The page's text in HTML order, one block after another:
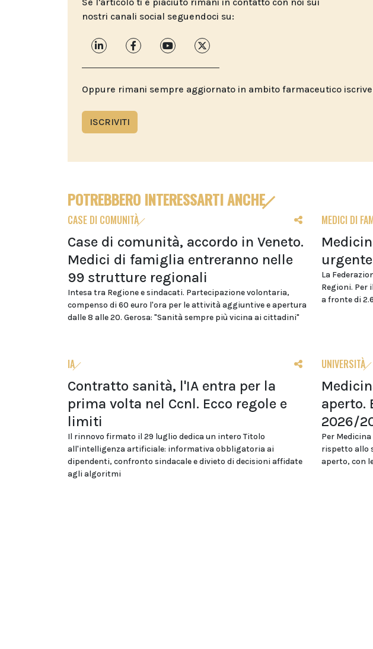
nostri canali social seguendoci su:
Oppure rimani sempre aggiornato in ambito farmaceutico
ISCRIVITI
POTREBBERO INTERESSARTI ANCHE
CASE DI COMUNITÀ
Case di comunità, accordo in Veneto.
Medici di famiglia entreranno nelle
99 strutture regionali
Intesa tra Regione e sindacati. Partecipazione volontaria,
compenso di 60 euro l'ora per le attività aggiuntive e apertura
dalle 8 alle 20. Gerosa: "Sanità sempre più vicina ai cittadini"
MEDICI DI
La
Regioni. Per
a fronte di
IA
Contratto sanità, l'IA entra per la
prima volta nel Ccnl. Ecco regole e
limiti
Il rinnovo firmato il 29 luglio dedica un intero Titolo
all'intelligenza artificiale: informativa obbligatoria ai
dipendenti, confronto sindacale e divieto di decisioni affidate
agli algoritmi
UNIVERSITÀ
aperto.
2026/
Per
rispetto allo
aperto, con